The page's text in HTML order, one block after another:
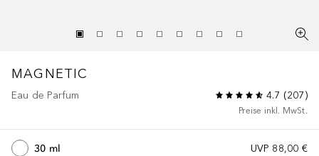
MAGNETIC
Eau de Parfum 4.7 (207)
Preise inkl. MwSt.
UVP 88,00 €
30 ml